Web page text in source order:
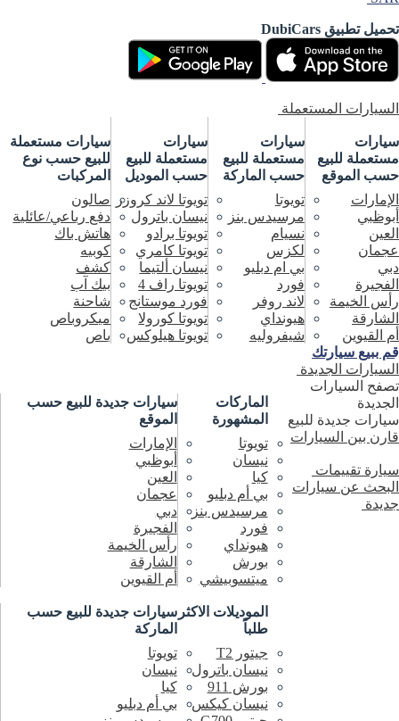
تحميل تطبيق DubiCars
السيارات المستعملة
سيارات
مستعملة للبيع
حسب الموقع
الإمارات
أبوظبي
العين
عجمان
دبي
الفجيرة
رأس الخيمة
الشارقة
أم القيوين
سيارات
مستعملة للبيع
حسب الماركة
تويوتا
مرسيدس بنز
نسيام
لكزس
بي ام دبليو
فورد
لاند روفر
هيونداي
شيفروليه
سيارات
مستعملة للبيع
حسب الموديل
تويوتا لاند كروزر
نيسان باترول
تويوتا برادو
تويوتا كامري
نيسان ألتيما
تويوتا راف 4
فورد موستانج
تويوتا كورولا
تويوتا هيلوكس
سيارات مستعملة
للبيع حسب نوع
المركبات
صالون
دفع رباعي/عائلية
هاتش باك
كوبيه
كشف
بيك آب
شاحنة
ميكروباص
باص
قم ببيع سيارتك
السيارات الجديدة
تصفح السيارات
الجديدة
سيارات جديدة للبيع
قارن بين السيارات
سيارة تقييمات
البحث عن سيارات
جديدة
الماركات
المشهورة
تويوتا
نيسان
كيا
بي أم دبليو
مرسيدس بنز
فورد
هيونداي
بورش
ميتسوبيشي
الموديلات الاكثر
طلباً
جيتور T2
نيسان باترول
بورش 911
نيسان كيكس
سيارات جديدة للبيعحسب
الموقع
الإمارات
أبوظبي
العين
عجمان
دبي
الفجيرة
رأس الخيمة
الشارقة
أم القيوين
سيارات جديدة للبيعحسب
الماركة
تويوتا
نيسان
كيا
بي أم دبليو